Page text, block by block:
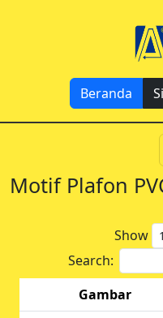
Beranda
Motif Plafon
Show
Search:
Gambar